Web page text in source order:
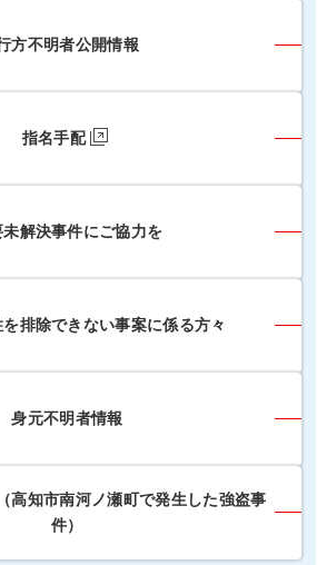
方不明者公開情報
指名手配
未解決事件にご協力を
排除できない事案に係る方々
身元不明者情報
高知市南河ノ瀬町で発生した強盗事
件）